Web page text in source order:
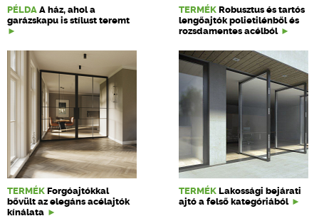
PÉLDA A ház, ahol a
garázskapu is stílust teremt
TERMÉK Robusztus és tartós
lengőajtók polietilénből és
rozsdamentes acélból
TERMÉK Forgóajtókkal
bővült az elegáns acélajtók
kínálata
TERMÉK Lakossági bejárati
ajtó a felső kategóriából